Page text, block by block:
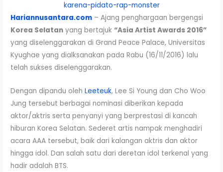
Hariannusantara.com – Ajang penghargaan bergengsi
Korea Selatan yang bertajuk“Asia Artist Awards 2016”
yang diselenggarakan di Grand Peace Palace, Universitas
Kyughae yang dialksanakan pada Rabu (16/11/2016) lalu
telah sukses diselenggarakan.
Dengan dipandu olehLeeteuk, Lee Si Young dan Cho Woo
Jung tersebut berbagai nominasi diberikan kepada
aktor/aktris serta penyanyi yang berprestasi di kancah
hiburan Korea Selatan. Sederet artis nampak menghadiri
acara AAA tersebut, baik dari kalangan aktris dan aktor
hingga idol. Dan salah satu dari deretan idol terkenal yang
hadir adalah BTS.